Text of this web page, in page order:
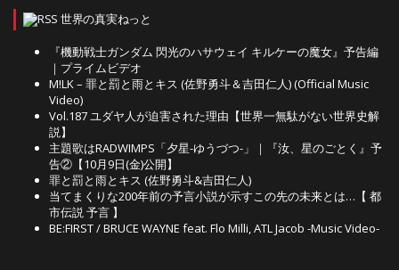
世界の真実ねっと
『機動戦士ガンダム 閃光のハサウェイ キルケーの魔女』予告編
｜プライムビデオ
M!LK – 罪と罰と雨とキス (佐野勇斗＆吉田仁人) (Official Music
Video)
Vol.187 ユダヤ人が迫害された理由【世界一無駄がない世界史解
説】
主題歌はRADWIMPS「夕星-ゆうづつ-」｜『汝、星のごとく』予
告②【10月9日(金)公開】
罪と罰と雨とキス (佐野勇斗&吉田仁人)
当てまくりな200年前の予言小説が示すこの先の未来とは…【 都
市伝説 予言 】
BE:FIRST / BRUCE WAYNE feat. Flo Milli, ATL Jacob -Music Video-